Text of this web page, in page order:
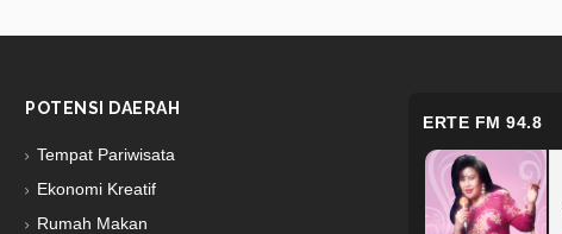
POTENSI DAERAH
Tempat Pariwisata
Ekonomi Kreatif
Rumah Makan
ERTE FM 94.8